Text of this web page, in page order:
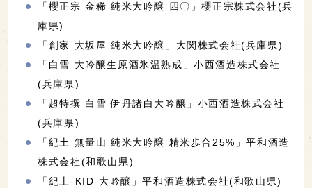
「櫻正宗 金稀 純米大吟醸 四〇」櫻正宗株式会社(兵
庫県)
「創家 大坂屋 純米大吟醸」大関株式会社(兵庫県)
「白雪 大吟醸生原酒氷温熟成」小西酒造株式会社
(兵庫県)
「超特撰 白雪 伊丹諸白大吟醸」小西酒造株式会社
(兵庫県)
「紀土 無量山 純米大吟醸 精米歩合25%」平和酒造
株式会社(和歌山県)
「紀土-KID-大吟醸」平和酒造株式会社(和歌山県)